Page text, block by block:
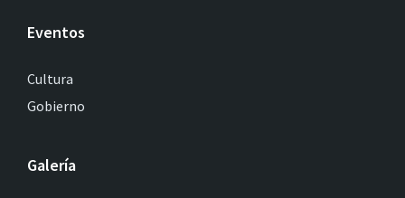
Eventos
Cultura
Gobierno
Galería